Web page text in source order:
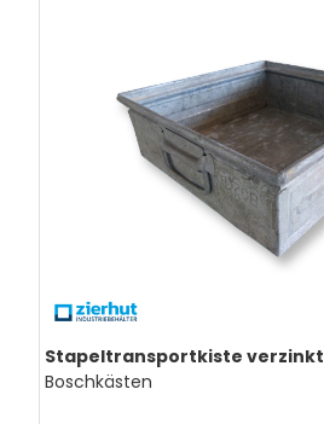
Stapeltransportkiste verzinkt
Boschkästen